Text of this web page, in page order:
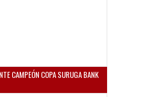
CAMPEÓN COPA SURUGA BANK